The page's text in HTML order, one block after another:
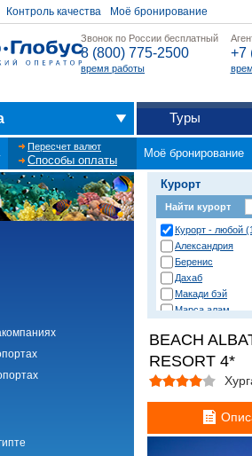
Контроль качества Моё бронирование
Звонок по России бесплатный
8 (800) 775-2500
время работы
+7
Туры
Пересчет валют
Способы оплаты
Моё бронирование
Курорт
Найти курорт
Курорт - любой
Александрия
Беренис
Дахаб
Макади бэй
Марса алам
Сафага
Сахл хашиш
Сома бэй
Таба
Хургада
Шарм-эль-шейх
Эль Кусейр
BEACH
RESORT 4*